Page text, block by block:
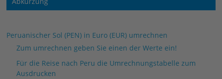
Peruanischer Sol (PEN) in Euro (EUR) umrechnen
Zum umrechnen geben Sie einen der Werte ein!
Für die Reise nach Peru die Umrechnungstabelle zum
Ausdrucken